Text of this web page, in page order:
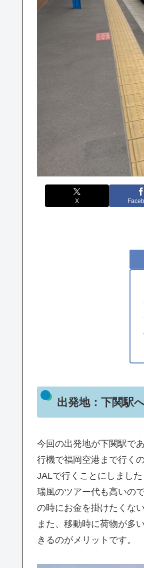
X
出発地：下関駅
今回の出発地が下関駅で
行機で福岡空港まで行く
JALで行くことにしました
瑞風のツアー代も高いの
の時にお金を掛けたくな
また、移動時に荷物が多
きるのがメリットです。